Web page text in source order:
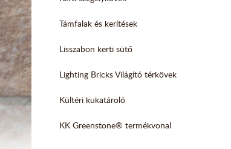
Támfalak és kerítések
Lisszabon kerti sütő
Lighting Bricks Világító térkövek
Kültéri kukatároló
KK Greenstone® termékvonal